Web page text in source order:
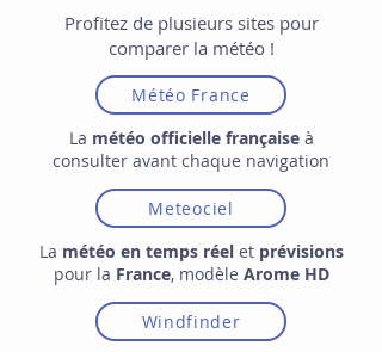
Profitez de plusieurs sites pour
comparer la météo !
Météo France
La météo officielle française à
consulter avant chaque navigation
Meteociel
La météo en temps réelet prévisions
pour la France, modèle Arome HD
Windfinder